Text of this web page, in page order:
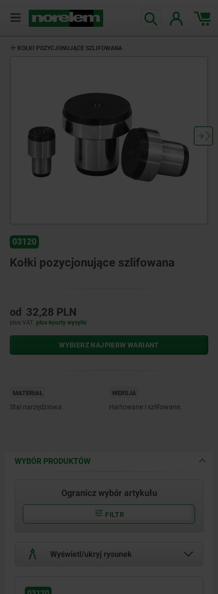
KOŁKI POZYCJONUJĄCE SZLIFOWANA
03120
Kołki pozycjonujące szlifowana
od 32,28 PLN
plus VAT plus koszty wysyłki
WYBIERZ NAJPIERW WARIANT
MATERIAŁ
Stal narzędziowa.
WERSJA
Hartowane i szlifowane.
WYBÓR PRODUKTÓW
Ogranicz wybór artykułu
FILTR
Wyświetl/ukryj rysunek